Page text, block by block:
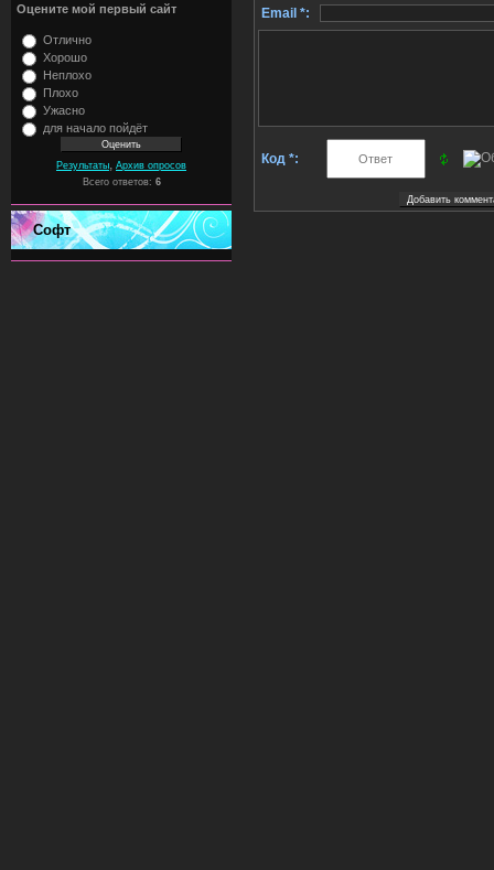
Оцените мой первый сайт
Отлично
Хорошо
Неплохо
Плохо
Ужасно
для начало пойдёт
Результаты Архив опросов
Всего ответов: 6
Софт
Email *:
Код *: